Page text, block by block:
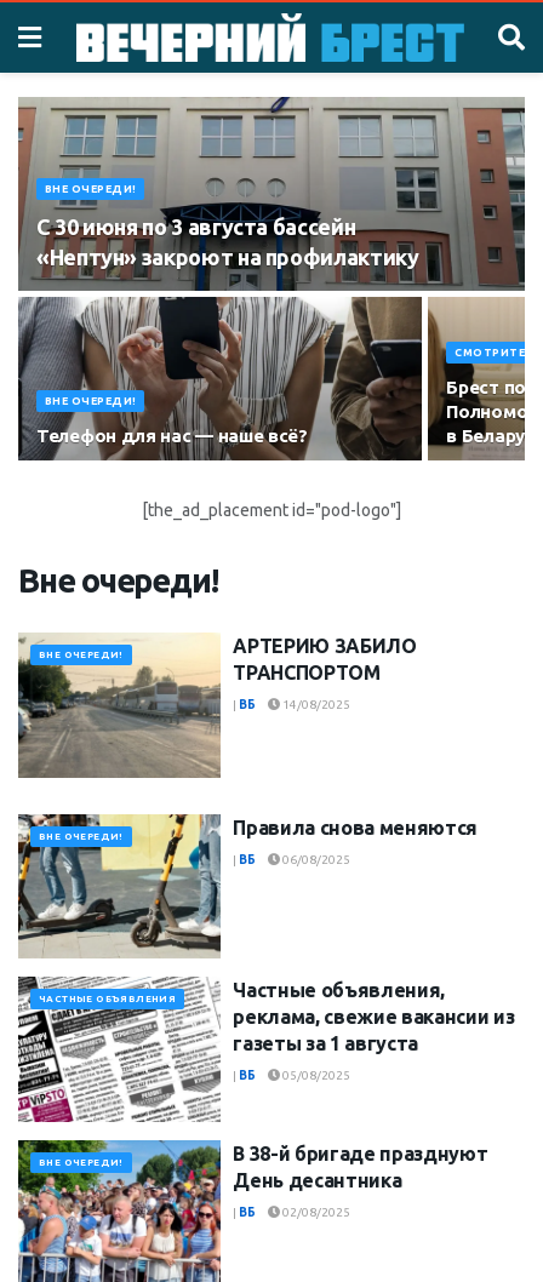
ВНЕ ОЧЕРЕДИ!
С 30 июня по 3 августа бассейн
«Нептун» закроют на профилактику
ВНЕ ОЧЕРЕДИ!
Телефон для нас — наше всё?
СМОТРИТЕ,
Брест
в
[the_ad_placement id="pod-logo"]
Вне очереди!
ВНЕ ОЧЕРЕДИ!
АРТЕРИЮ ЗАБИЛО
ТРАНСПОРТОМ
| ВБ 14/08/2025
ВНЕ ОЧЕРЕДИ! Правила снова меняются
| ВБ 06/08/2025
ЧАСТНЫЕ ОБЪЯВЛЕНИЯ
Частные объявления,
реклама, свежие вакансии из
газеты за 1 августа
| ВБ 05/08/2025
ВНЕ ОЧЕРЕДИ!
В 38-й бригаде празднуют
День десантника
| ВБ 02/08/2025